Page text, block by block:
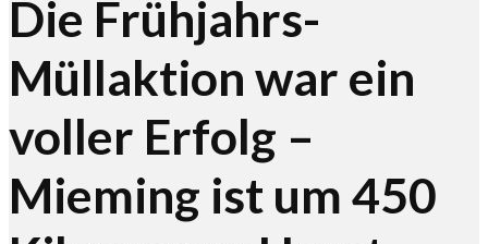
Die Frühjahrs-
Müllaktion war ein
voller Erfolg –
Mieming ist um 450